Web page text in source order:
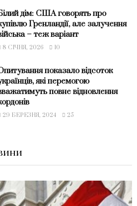
дім: США говорять про
Гренландії, але залучення
– теж варіант
8 СІЧНЯ, 2026 10
показало відсоток
які перемогою
повне відновлення
29 БЕРЕЗНЯ, 2024 25